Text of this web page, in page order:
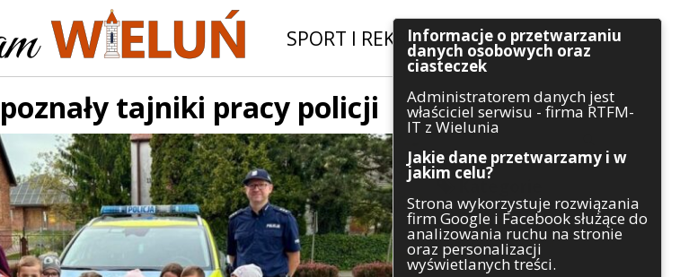
SPORT I REKREACJA|INWESTYCJE
Szukaj
Kategorie
Architektura
Gospodarka
Handel
tajniki pracy policji
Informacje o przetwarzaniu
danych osobowych oraz
ciasteczek
Administratorem danych jest
właściciel serwisu - firma RTFM-
IT z Wielunia
Jakie dane przetwarzamy i w
jakim celu?
Strona wykorzystuje rozwiązania
firm Google i Facebook służące do
analizowania ruchu na stronie
oraz personalizacji
wyświetlanych treści.